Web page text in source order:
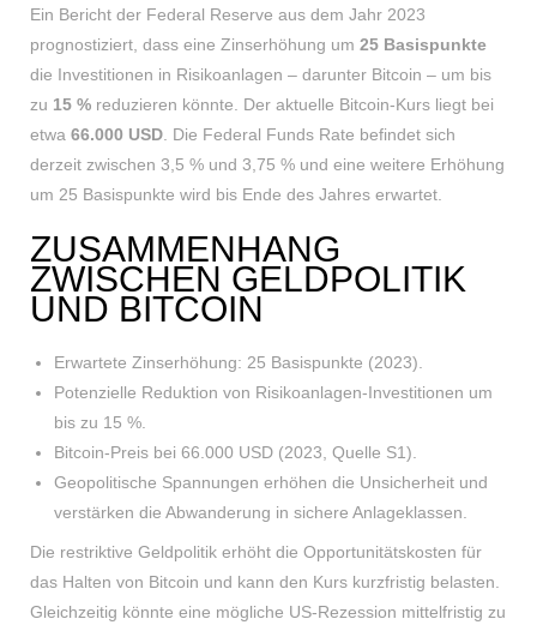
Ein Bericht der Federal Reserve aus dem Jahr 2023
prognostiziert, dass eine Zinserhöhung um 25 Basispunkte
die Investitionen in Risikoanlagen – darunter Bitcoin – um bis
zu 15 % reduzieren könnte. Der aktuelle Bitcoin-Kurs liegt bei
etwa 66.000 USD . Die Federal Funds Rate befindet sich
derzeit zwischen 3,5 % und 3,75 % und eine weitere Erhöhung
um 25 Basispunkte wird bis Ende des Jahres erwartet.
ZUSAMMENHANG
ZWISCHEN GELDPOLITIK
UND BITCOIN
Erwartete Zinserhöhung: 25 Basispunkte (2023).
Potenzielle Reduktion von Risikoanlagen-Investitionen um
bis zu 15 %.
Bitcoin-Preis bei 66.000 USD (2023, Quelle S1).
Geopolitische Spannungen erhöhen die Unsicherheit und
verstärken die Abwanderung in sichere Anlageklassen.
Die restriktive Geldpolitik erhöht die Opportunitätskosten für
das Halten von Bitcoin und kann den Kurs kurzfristig belasten.
Gleichzeitig könnte eine mögliche US-Rezession mittelfristig zu